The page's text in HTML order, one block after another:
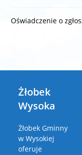
Oświadczenie o
Żłobek
Wysoka
Żłobek Gminny
w Wysokiej
oferuje